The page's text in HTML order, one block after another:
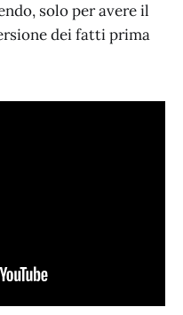
solo per avere il
dei fatti prima